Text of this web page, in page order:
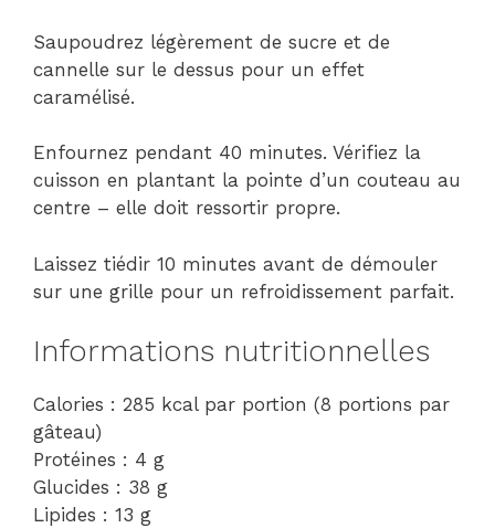
Saupoudrez légèrement de sucre et de
cannelle sur le dessus pour un effet
caramélisé.
Enfournez pendant 40 minutes. Vérifiez la
cuisson en plantant la pointe d’un couteau au
centre – elle doit ressortir propre.
Laissez tiédir 10 minutes avant de démouler
sur une grille pour un refroidissement parfait.
Informations nutritionnelles
Calories : 285 kcal par portion (8 portions par
gâteau)
Protéines : 4 g
Glucides : 38 g
Lipides : 13 g